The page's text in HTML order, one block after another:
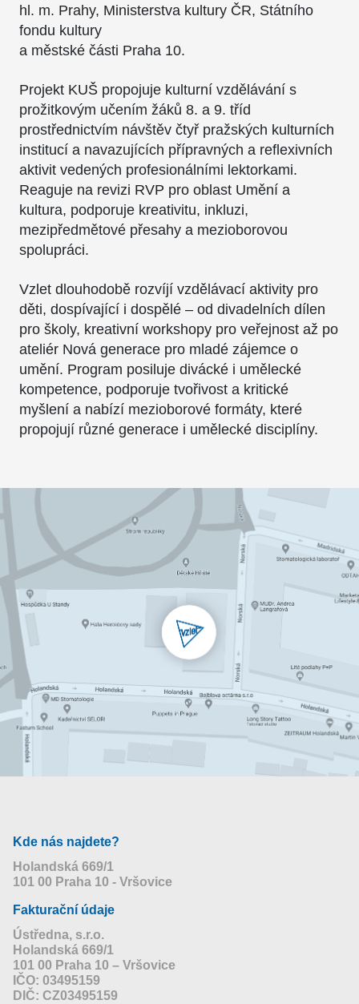
hl. m. Prahy, Ministerstva kultury ČR, Státního
fondu kultury
a městské části Praha 10.
Projekt KUŠ propojuje kulturní vzdělávání s
prožitkovým učením žáků 8. a 9. tříd
prostřednictvím návštěv čtyř pražských kulturních
institucí a navazujících přípravných a reflexivních
aktivit vedených profesionálními lektorkami.
Reaguje na revizi RVP pro oblast Umění a
kultura, podporuje kreativitu, inkluzi,
mezipředmětové přesahy a mezioborovou
spolupráci.
Vzlet dlouhodobě rozvíjí vzdělávací aktivity pro
děti, dospívající i dospělé – od divadelních dílen
pro školy, kreativní workshopy pro veřejnost až po
ateliér Nová generace pro mladé zájemce o
umění. Program posiluje divácké i umělecké
kompetence, podporuje tvořivost a kritické
myšlení a nabízí mezioborové formáty, které
propojují různé generace i umělecké disciplíny.
Kde nás najdete?
Holandská 669/1
101 00 Praha 10 - Vršovice
Fakturační údaje
Ústředna, s.r.o.
Holandská 669/1
101 00 Praha 10 – Vršovice
IČO: 03495159
DIČ: CZ03495159